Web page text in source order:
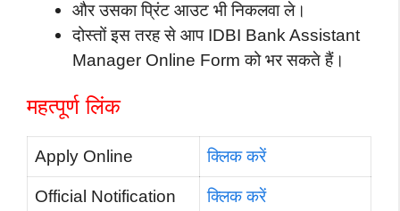
और उसका प्रिंट आउट भी निकलवा ले।
दोस्तों इस तरह से आप IDBI Bank Assistant
Manager Online Form को भर सकते हैं।
महत्पूर्ण लिंक
Apply Online क्लिक करें
Official Notification क्लिक करें